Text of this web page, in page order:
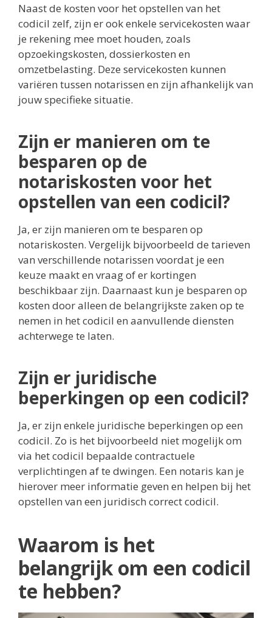
Naast de kosten voor het opstellen van het
codicil zelf, zijn er ook enkele servicekosten waar
je rekening mee moet houden, zoals
opzoekingskosten, dossierkosten en
omzetbelasting. Deze servicekosten kunnen
variëren tussen notarissen en zijn afhankelijk van
jouw specifieke situatie.
Zijn er manieren om te
besparen op de
notariskosten voor het
opstellen van een codicil?
Ja, er zijn manieren om te besparen op
notariskosten. Vergelijk bijvoorbeeld de tarieven
van verschillende notarissen voordat je een
keuze maakt en vraag of er kortingen
beschikbaar zijn. Daarnaast kun je besparen op
kosten door alleen de belangrijkste zaken op te
nemen in het codicil en aanvullende diensten
achterwege te laten.
Zijn er juridische
beperkingen op een codicil?
Ja, er zijn enkele juridische beperkingen op een
codicil. Zo is het bijvoorbeeld niet mogelijk om
via het codicil bepaalde contractuele
verplichtingen af te dwingen. Een notaris kan je
hierover meer informatie geven en helpen bij het
opstellen van een juridisch correct codicil.
Waarom is het
belangrijk om een codicil
te hebben?